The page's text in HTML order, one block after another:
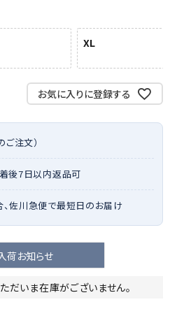
XL
お気に入りに登録する
ご注文）
後7日以内返品可
佐川急便で最短日のお届け
荷お知らせ
だいま在庫がございません。